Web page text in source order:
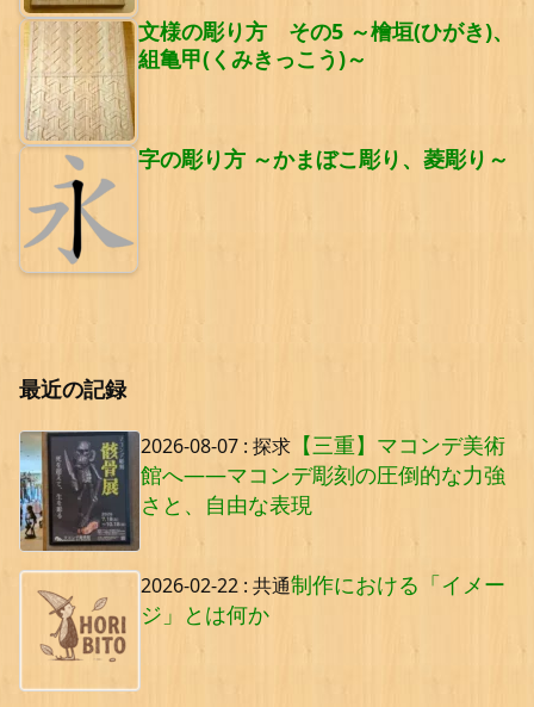
文様の彫り方 その5 ～檜垣(ひがき)、
組亀甲(くみきっこう)～
字の彫り方 ～かまぼこ彫り、菱彫り～
最近の記録
2026-08-07 : 探求 【三重】マコンデ美術
館へ——マコンデ彫刻の圧倒的な力強
さと、自由な表現
2026-02-22 : 共通制作における「イメー
ジ」とは何か